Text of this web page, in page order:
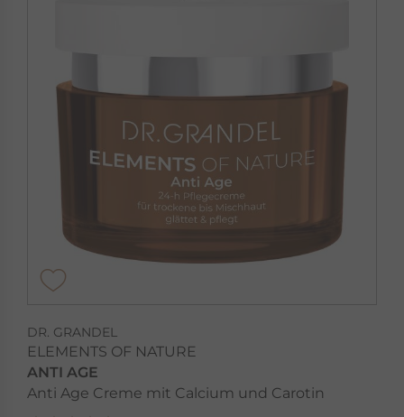
DR. GRANDEL
ELEMENTS OF NATURE
ANTI AGE
Anti Age Creme mit Calcium und Carotin